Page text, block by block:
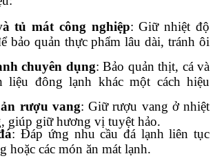
tủ mát công nghiệp: Giữ nhiệt độ
bảo quản thực phẩm lâu dài, tránh ôi
chuyên dụng: Bảo quản thịt, cá và
liệu đông lạnh khác một cách hiệu
rượu vang: Giữ rượu vang ở nhiệt
giúp giữ hương vị tuyệt hảo.
: Đáp ứng nhu cầu đá lạnh liên tục
hoặc các món ăn mát lạnh.